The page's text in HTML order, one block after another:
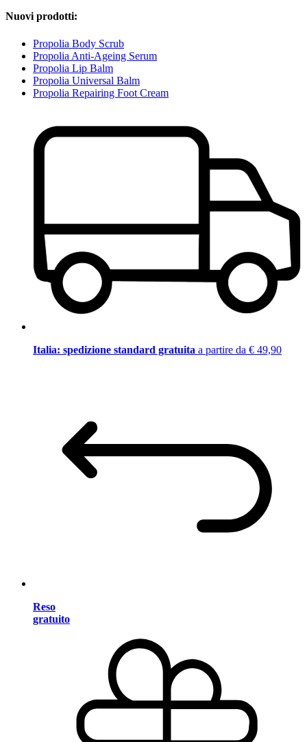
Nuovi prodotti:
Propolia Body Scrub
Propolia Anti-Ageing Serum
Propolia Lip Balm
Propolia Universal Balm
Propolia Repairing Foot Cream
Italia: spedizione standard gratuita a partire da € 49,90
Reso
gratuito